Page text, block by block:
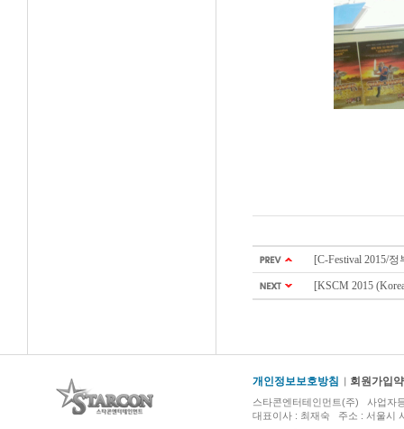
[C-Festival 2015/
[KSCM 2015
개인정보보호방침 회원가입
스타콘엔터테인먼트(주) 사업자
대표이사 : 최재숙 주소 : 서울시